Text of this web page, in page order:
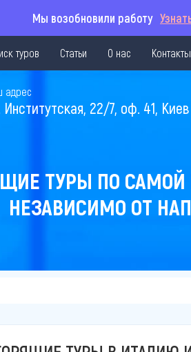
Мы возобновили работу
туров Статьи О нас Контакты
адрес
Институтская, 22/7, оф. 41, Киев
ТУРЫ ПО
НЕЗАВИСИМО ОТ